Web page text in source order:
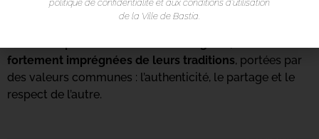
fortement imprégnées de leurs traditions, portées par
des valeurs communes : l’authenticité, le partage et le
respect de l’autre.
politique de confidentialité et aux conditions d’utilisation
de la Ville de Bastia.